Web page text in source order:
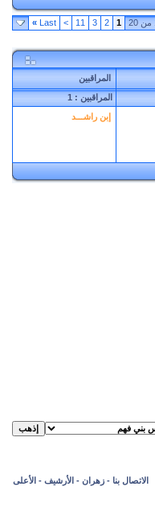
1
2
3
11
>
Last
»
المراقبين
المراقبين : 1
إبن راشـــد
الاتصال بنا - زهران - الأرشيف - الأعلى